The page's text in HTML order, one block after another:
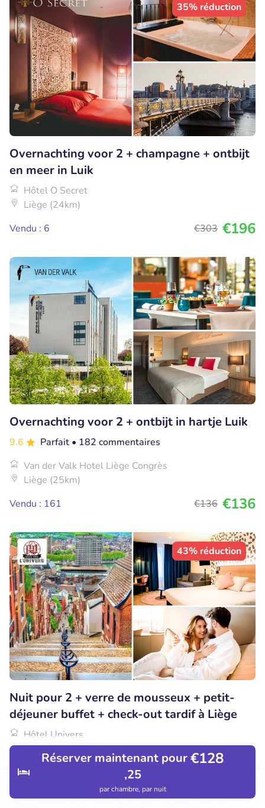
Restaurants Réservations
Réserver maintenant pour€128
,25
par chambre, par nuit
35% réduction
Overnachting voor 2 + champagne + ontbijt
en meer in Luik
Hôtel O Secret
Liège (24km)
Vendu : 6
€303 €196
Overnachting voor 2 + ontbijt in hartje Luik
9.6 Parfait • 182 commentaires
Van der Valk Hotel Liège Congrès
Liège (25km)
Vendu : 161
€136 €136
43% réduction
Nuit pour 2 + verre de mousseux + petit-
déjeuner buffet + check-out tardif à Liège
Hôtel Univers
Liège (25km)
Vendu : 11